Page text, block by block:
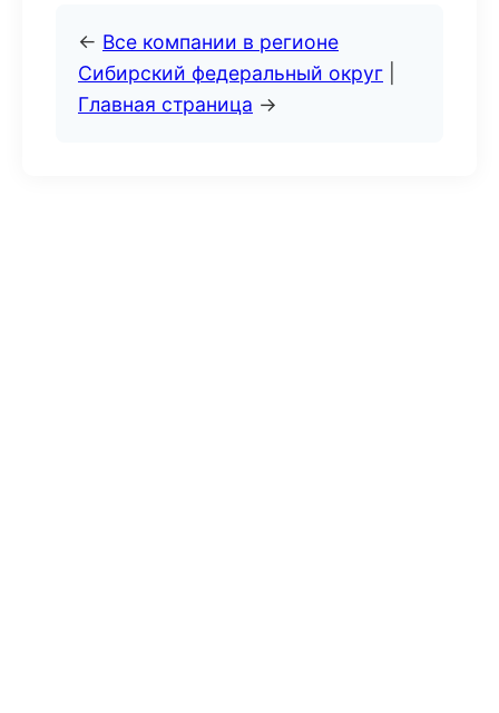
← Все компании в регионе
Сибирский федеральный округ
Главная страница →